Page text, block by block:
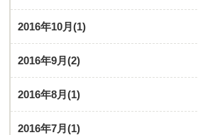
2016年10月(1)
2016年9月(2)
2016年8月(1)
2016年7月(1)